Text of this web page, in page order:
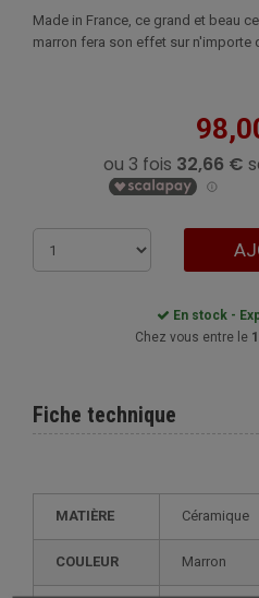
Made in France, ce grand et beau
marron fera son effet sur n'importe
En stock -
Chez vous entre le
Fiche technique
MATIÈRE Céramique
COULEUR Marron